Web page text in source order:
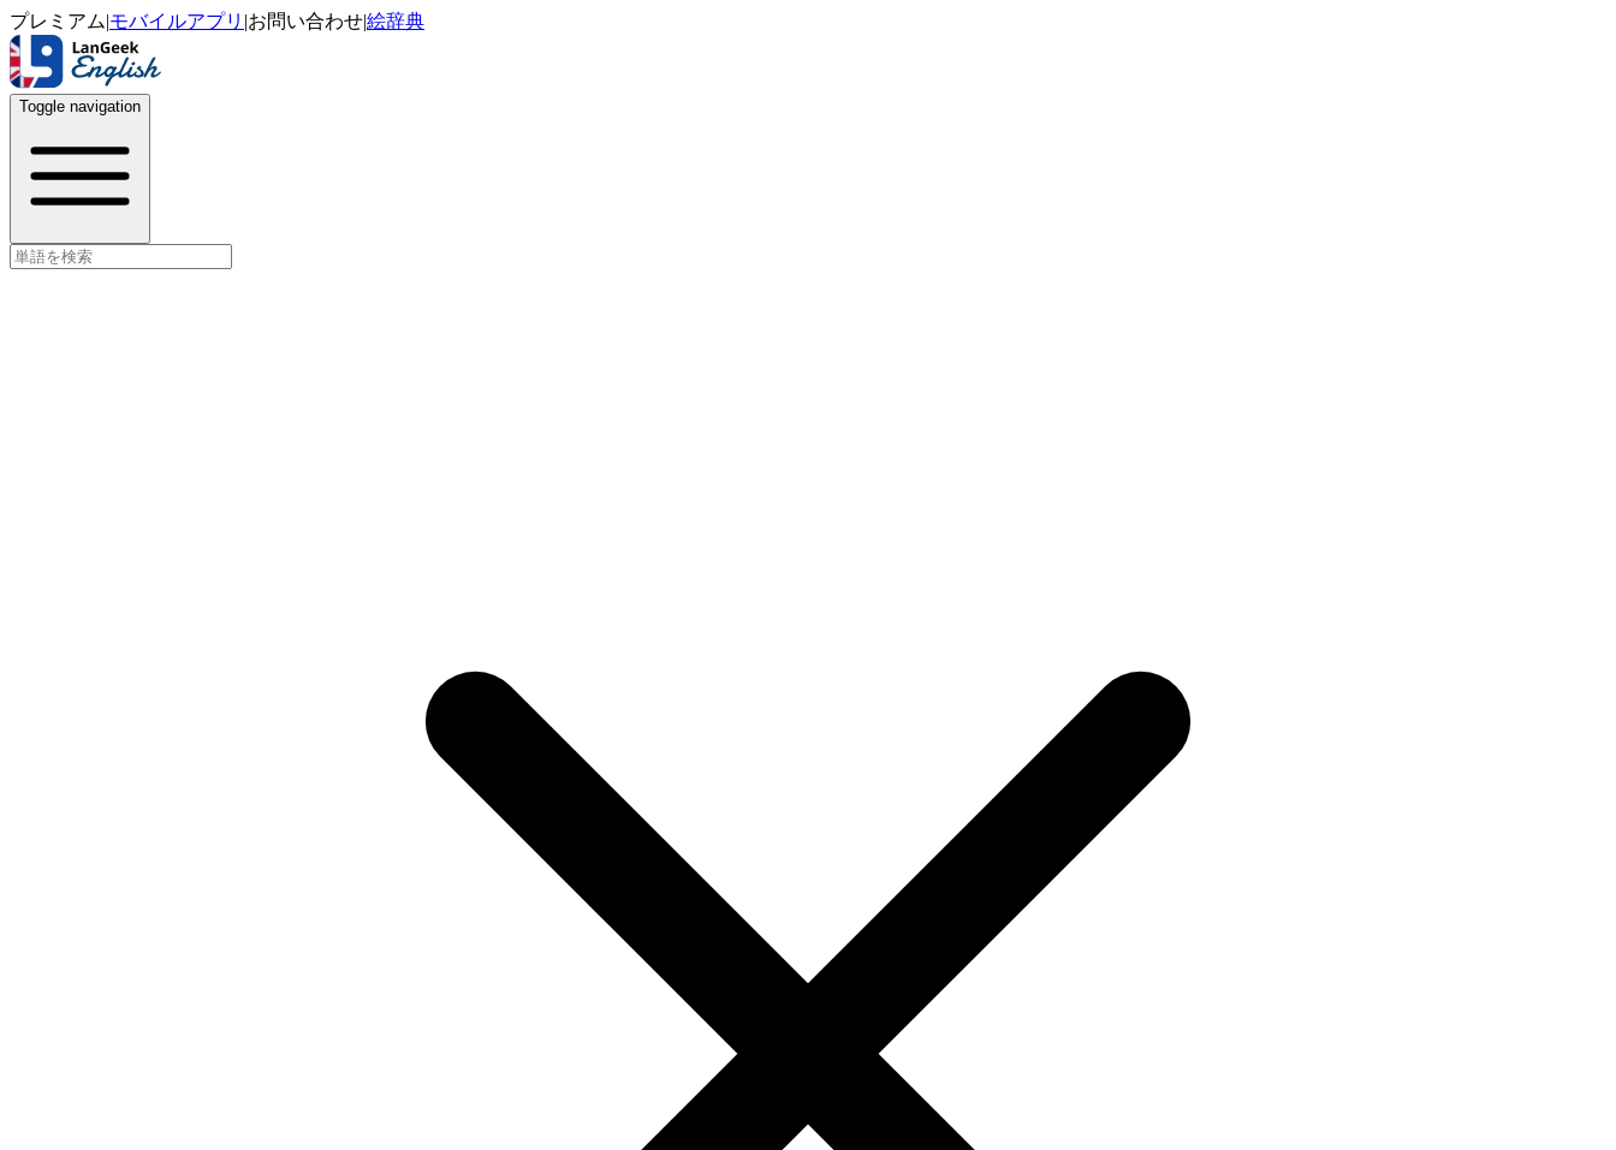
プレミアム|モバイルアプリ |お問い合わせ|絵辞典
Toggle navigation